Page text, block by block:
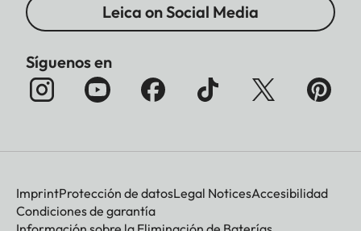
Leica on Social Media
Síguenos en
ImprintProtección de datosLegal NoticesAccesibilidad
Condiciones de garantía